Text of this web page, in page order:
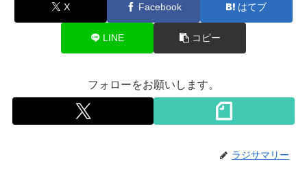
X Facebook はてブ
LINE コピー
フォローをお願いします。
ラジサマリー